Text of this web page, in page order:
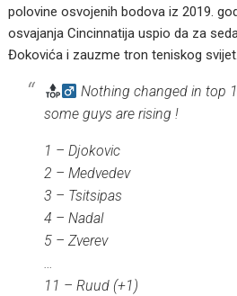
polovine osvojenih bodova iz 2019.
osvajanja Cincinnatija uspio da za
Đokovića i zauzme tron teniskog svijet.
Nothing changed in top
some guys are rising !
1 – Djokovic
2 – Medvedev
3 – Tsitsipas
4 – Nadal
5 – Zverev
…
11 – Ruud (+1)